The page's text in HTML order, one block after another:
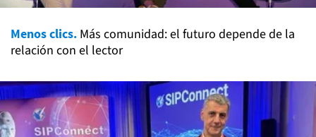
Menos clics. Más comunidad: el futuro depende de la
relación con el lector